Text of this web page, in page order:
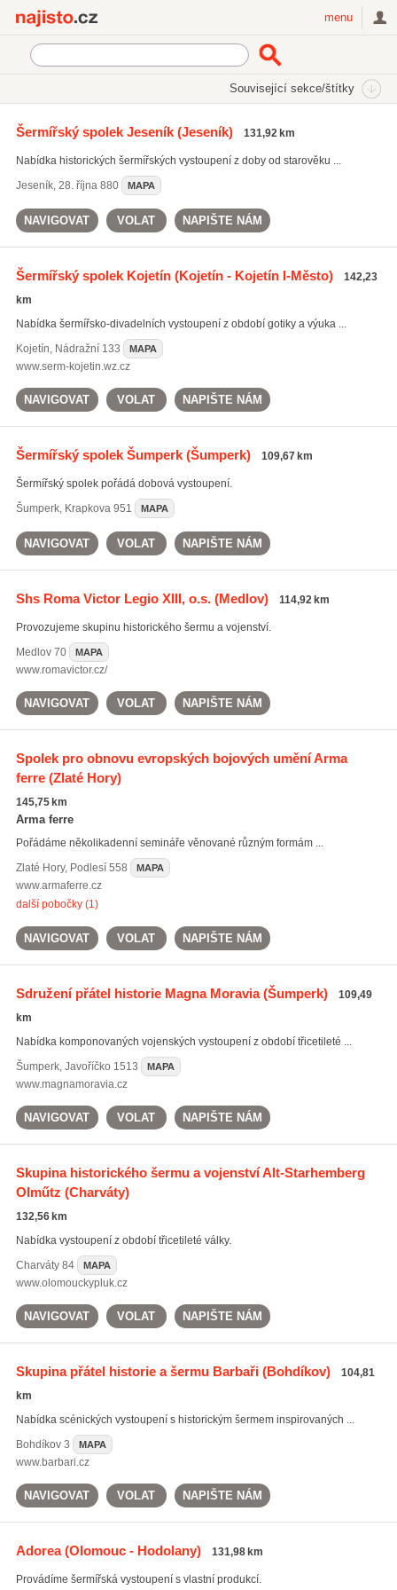
menu
Související sekce/štítky
Najisto.cz
zájmové činnosti(927)
hudební vystoupení(655)
Všechny související štítky
Šermířský spolek Jeseník(Jeseník) 131,92 km
Nabídka historických šermířských vystoupení z doby od starověku ...
Jeseník, 28. října 880 MAPA
NAVIGOVAT VOLAT NAPIŠTE NÁM
Šermířský spolek Kojetín(Kojetín - Kojetín I-Město)
142,23
km
Nabídka šermířsko-divadelních vystoupení z období gotiky a výuka ...
Kojetín, Nádražní 133 MAPA
www.serm-kojetin.wz.cz
NAVIGOVAT VOLAT NAPIŠTE NÁM
Šermířský spolek Šumperk(Šumperk) 109,67 km
Šermířský spolek pořádá dobová vystoupení.
Šumperk, Krapkova 951 MAPA
NAVIGOVAT VOLAT NAPIŠTE NÁM
Shs Roma Victor Legio XIII, o.s.(Medlov) 114,92 km
Provozujeme skupinu historického šermu a vojenství.
Medlov70 MAPA
www.romavictor.cz/
NAVIGOVAT VOLAT NAPIŠTE NÁM
Spolek pro obnovu evropských bojových umění Arma
ferre(Zlaté Hory)
145,75 km
Arma ferre
Pořádáme několikadenní semináře věnované různým formám ...
Zlaté Hory, Podlesí 558 MAPA
www.armaferre.cz
další pobočky (1)
NAVIGOVAT VOLAT NAPIŠTE NÁM
Sdružení přátel historie Magna Moravia(Šumperk)
109,49
km
Nabídka komponovaných vojenských vystoupení z období třicetileté ...
Šumperk, Javoříčko 1513 MAPA
www.magnamoravia.cz
NAVIGOVAT VOLAT NAPIŠTE NÁM
Skupina historického šermu a vojenství Alt-Starhemberg
Olműtz (Charváty)
132,56 km
Nabídka vystoupení z období třicetileté války.
Charváty84 MAPA
www.olomouckypluk.cz
NAVIGOVAT VOLAT NAPIŠTE NÁM
Skupina přátel historie a šermu Barbaři(Bohdíkov)
104,81
km
Nabídka scénických vystoupení s historickým šermem inspirovaných ...
Bohdíkov3 MAPA
www.barbari.cz
NAVIGOVAT VOLAT NAPIŠTE NÁM
Adorea(Olomouc - Hodolany) 131,98 km
Provádíme šermířská vystoupení s vlastní produkcí.